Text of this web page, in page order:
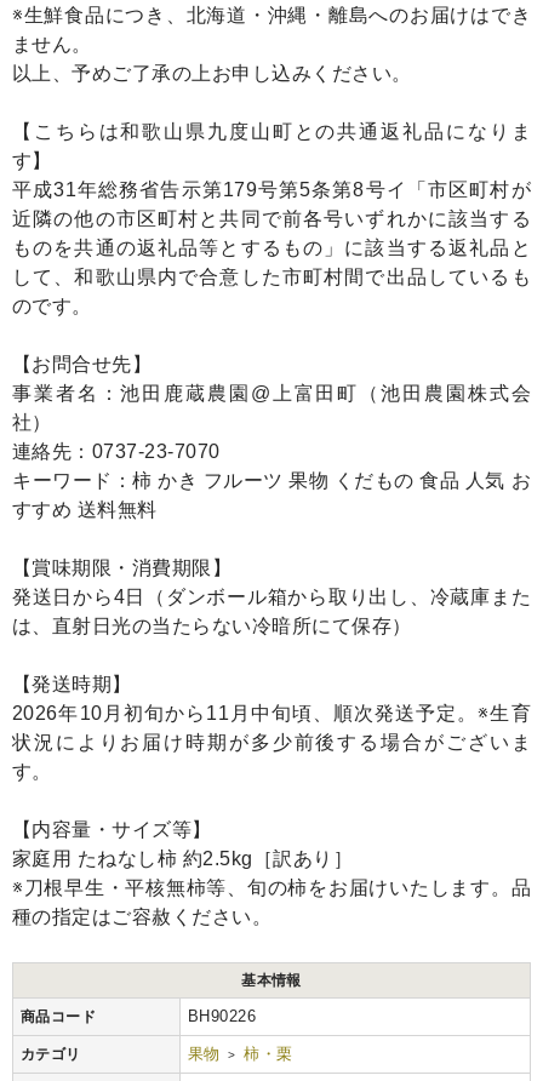
※生鮮食品につき、北海道・沖縄・離島へのお届けはでき
ません。
以上、予めご了承の上お申し込みください。
【こちらは和歌山県九度山町との共通返礼品になりま
す】
平成31年総務省告示第179号第5条第8号イ「市区町村が
近隣の他の市区町村と共同で前各号いずれかに該当する
ものを共通の返礼品等とするもの」に該当する返礼品と
して、和歌山県内で合意した市町村間で出品しているも
のです。
【お問合せ先】
事業者名：池田鹿蔵農園@上富田町（池田農園株式会
社）
連絡先：0737-23-7070
キーワード：柿 かき フルーツ 果物 くだもの 食品 人気 お
すすめ 送料無料
【賞味期限・消費期限】
発送日から4日（ダンボール箱から取り出し、冷蔵庫また
は、直射日光の当たらない冷暗所にて保存）
【発送時期】
2026年10月初旬から11月中旬頃、順次発送予定。※生育
状況によりお届け時期が多少前後する場合がございま
す。
【内容量・サイズ等】
家庭用 たねなし柿 約2.5kg［訳あり］
※刀根早生・平核無柿等、旬の柿をお届けいたします。品
種の指定はご容赦ください。
基本情報
商品コード BH90226
カテゴリ 果物 > 柿・栗